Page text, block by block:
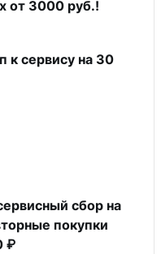
от 3000 руб.!
к сервису на 30
сбор на
покупки
₽